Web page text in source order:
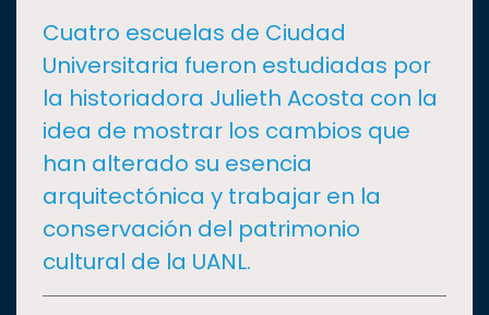
I+D+IEXPERTOS
SALUD
SUSTENTABILIDAD
TEMAS
Cuatro escuelas de Ciudad
Universitaria fueron estudiadas por
la historiadora Julieth Acosta con la
idea de mostrar los cambios que
han alterado su esencia
arquitectónica y trabajar en la
conservación del patrimonio
cultural de la UANL.